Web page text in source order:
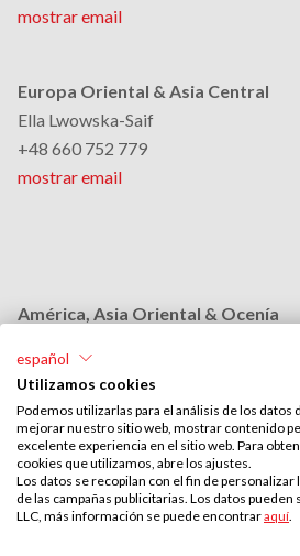
mostrar email
Europa Oriental & Asia Central
Ella Lwowska-Saif
+48 660 752 779
mostrar email
América, Asia Oriental & Ocenía
+48 664 954 631
Medio Oriente & África
Stephan Browarzik
español
Utilizamos cookies
Podemos utilizarlas para el análisis de los datos
mejorar nuestro sitio web, mostrar contenido
excelente experiencia en el sitio web. Para
cookies que utilizamos, abre los ajustes.
Los datos se recopilan con el fin de personalizar
de las campañas publicitarias. Los datos
LLC, más información se puede encontraraquí.